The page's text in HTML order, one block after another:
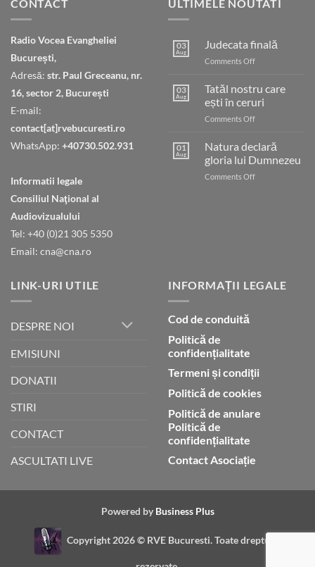
CONTACT
Radio Vocea Evangheliei
București,
Adresă: str. Paul Greceanu, nr.
16, sector 2, București
E-mail:
contact[at]rvebucuresti.ro
WhatsApp: +40730.502.931
Informatii legale
Consiliul Naţional al
Audiovizualului
Tel: +40 (0)21 305 5350
Email: cna@cna.ro
ULTIMELE NOUTATI
03
Aug
Judecata finală
Comments Offon
03
Aug
Tatăl nostru care
ești în ceruri
Comments Offon
nostru
care
ești
în
01
Aug
Natura declară
gloria lui Dumnezeu
Comments Offon
LINK-URI UTILE
DESPRE NOI
EMISIUNI
DONATII
STIRI
CONTACT
ASCULTATI LIVE
INFORMAȚII LEGALE
Cod de conduită
Politică de
confidențialitate
Termeni și condiții
Politică de cookies
Politică de anulare
Politică de
confidențialitate
Contact Asociație
Powered by Business Plus
Copyright 2026 © RVE Bucuresti. Toate drepturile